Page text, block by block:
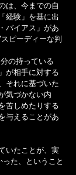
は、今までの自
経験」を基に出
バイアス」があ
ピーディーな判
の持っている
が相手に対する
それに基づいた
気づかない内
苦しめたりする
与えることがあ
いたことが、実
た、ということ